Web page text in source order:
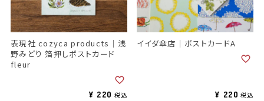
表現社 cozyca products｜浅
野みどり 箔押しポストカード
fleur
¥ 220 税込
イイダ傘店｜ポストカードA
¥ 220 税込